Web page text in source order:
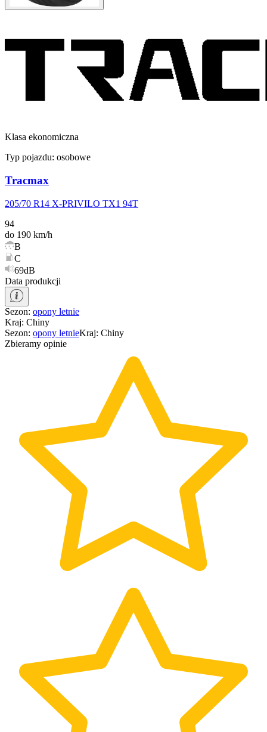
Klasa ekonomiczna
Typ pojazdu: osobowe
Tracmax
205/70 R14 X-PRIVILO TX1 94T
94
do 190 km/h
B
C
69dB
Data produkcji
Sezon: opony letnie
Kraj: Chiny
Sezon: opony letnieKraj: Chiny
Zbieramy opinie